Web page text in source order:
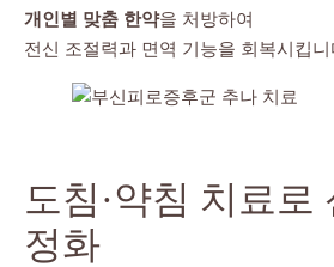
개인별 맞춤 한약을 처방하여
전신 조절력과 면역 기능을 회복시킵니
도침·약침 치료로
정화